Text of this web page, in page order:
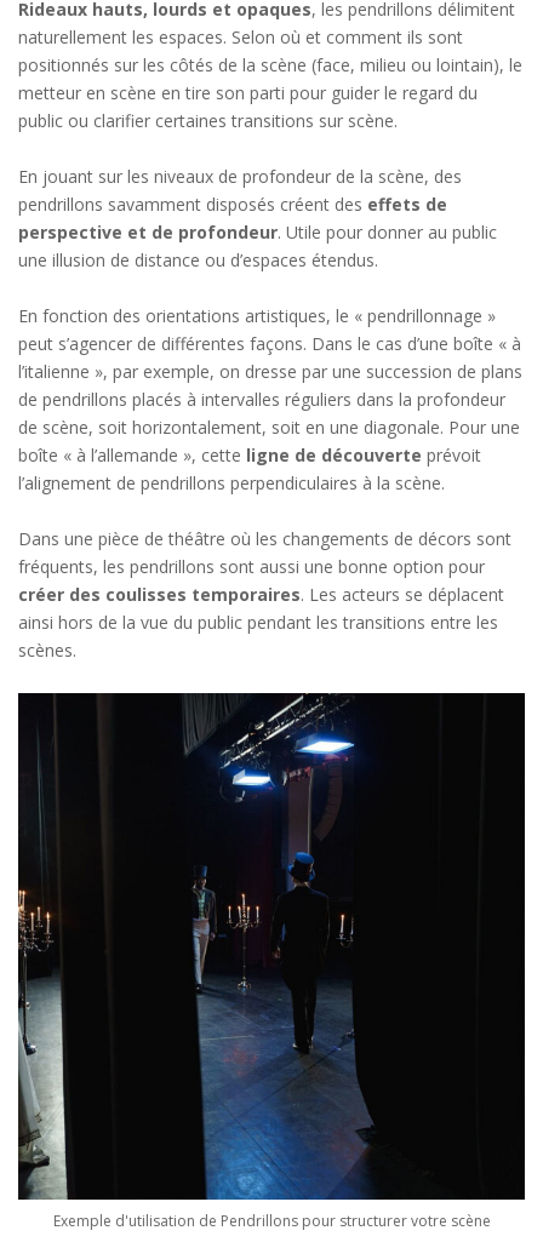
Rideaux hauts, lourds et opaques, les pendrillons délimitent
naturellement les espaces. Selon où et comment ils sont
positionnés sur les côtés de la scène (face, milieu ou lointain), le
metteur en scène en tire son parti pour guider le regard du
public ou clarifier certaines transitions sur scène.
En jouant sur les niveaux de profondeur de la scène, des
pendrillons savamment disposés créent des effets de
perspective et de profondeur. Utile pour donner au public
une illusion de distance ou d’espaces étendus.
En fonction des orientations artistiques, le « pendrillonnage »
peut s’agencer de différentes façons. Dans le cas d’une boîte « à
l’italienne », par exemple, on dresse par une succession de plans
de pendrillons placés à intervalles réguliers dans la profondeur
de scène, soit horizontalement, soit en une diagonale. Pour une
boîte « à l’allemande », cette ligne de découverte prévoit
l’alignement de pendrillons perpendiculaires à la scène.
Dans une pièce de théâtre où les changements de décors sont
fréquents, les pendrillons sont aussi une bonne option pour
créer des coulisses temporaires. Les acteurs se déplacent
ainsi hors de la vue du public pendant les transitions entre les
scènes.
Exemple d'utilisation de Pendrillons pour structurer votre scène